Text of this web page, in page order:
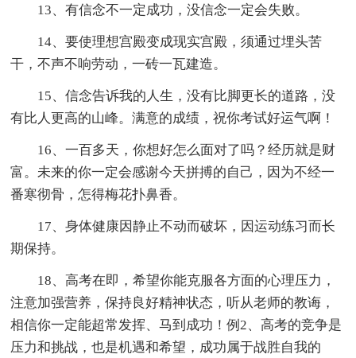
13、有信念不一定成功，没信念一定会失败。
14、要使理想宫殿变成现实宫殿，须通过埋头苦
干，不声不响劳动，一砖一瓦建造。
15、信念告诉我的人生，没有比脚更长的道路，没
有比人更高的山峰。满意的成绩，祝你考试好运气啊！
16、一百多天，你想好怎么面对了吗？经历就是财
富。未来的你一定会感谢今天拼搏的自己，因为不经一
番寒彻骨，怎得梅花扑鼻香。
17、身体健康因静止不动而破坏，因运动练习而长
期保持。
18、高考在即，希望你能克服各方面的心理压力，
注意加强营养，保持良好精神状态，听从老师的教诲，
相信你一定能超常发挥、马到成功！例2、高考的竞争是
压力和挑战，也是机遇和希望，成功属于战胜自我的